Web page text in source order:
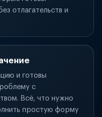
отлагательств и
и готовы
с
Всё, что нужно
простую форму